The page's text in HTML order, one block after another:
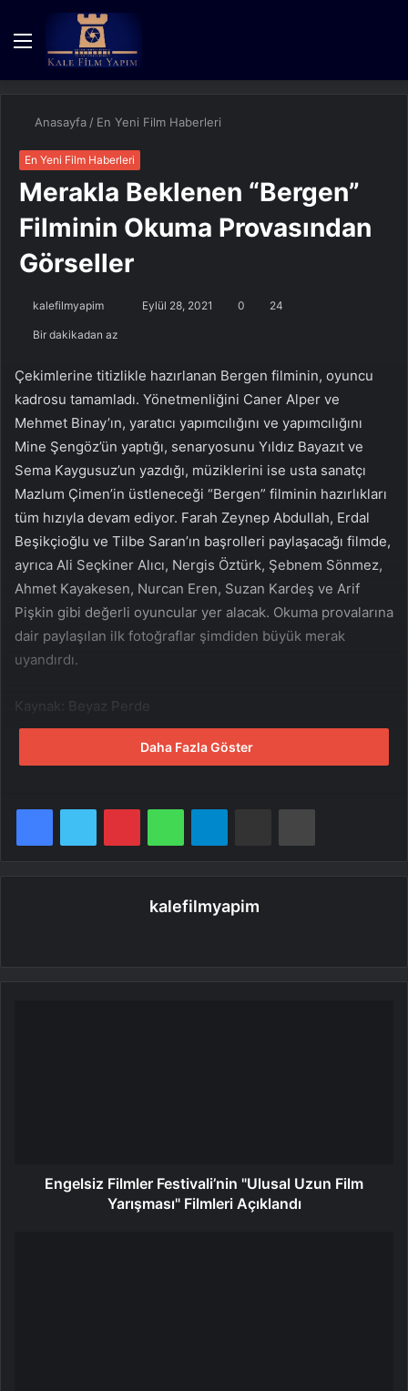
Menü
Anasayfa / En Yeni Film Haberleri
En Yeni Film Haberleri
Merakla Beklenen “Bergen”
Filminin Okuma Provasından
Görseller
kalefilmyapim
göndermek
Eylül 28, 2021 0 24
Bir dakikadan az
Çekimlerine titizlikle hazırlanan Bergen filminin, oyuncu
kadrosu tamamladı. Yönetmenliğini Caner Alper ve
Mehmet Binay’ın, yaratıcı yapımcılığını ve yapımcılığını
Mine Şengöz’ün yaptığı, senaryosunu Yıldız Bayazıt ve
Sema Kaygusuz’un yazdığı, müziklerini ise usta sanatçı
Mazlum Çimen’in üstleneceği “Bergen” filminin hazırlıkları
tüm hızıyla devam ediyor. Farah Zeynep Abdullah, Erdal
Beşikçioğlu ve Tilbe Saran’ın başrolleri paylaşacağı filmde,
ayrıca Ali Seçkiner Alıcı, Nergis Öztürk, Şebnem Sönmez,
Ahmet Kayakesen, Nurcan Eren, Suzan Kardeş ve Arif
Pişkin gibi değerli oyuncular yer alacak. Okuma provalarına
dair paylaşılan ilk fotoğraflar şimdiden büyük merak
uyandırdı.
Kaynak: Beyaz Perde
Daha Fazla Göster
FacebookTwitter PinterestWhatsAppTelegram E-Posta ile paylaş Yazdır
kalefilmyapim
Engelsiz Filmler Festivali’nin "Ulusal Uzun Film
Yarışması" Filmleri Açıklandı